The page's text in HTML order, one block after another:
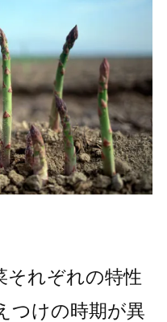
それぞれの特性
つけの時期が異